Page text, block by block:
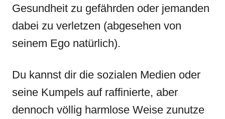
Gesundheit zu gefährden oder jemanden
dabei zu verletzen (abgesehen von
seinem Ego natürlich).
Du kannst dir die sozialen Medien oder
seine Kumpels auf raffinierte, aber
dennoch völlig harmlose Weise zunutze